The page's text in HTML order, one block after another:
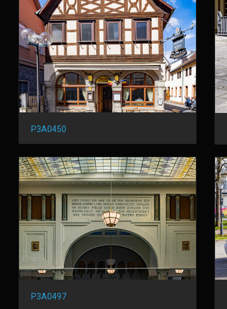
P3A0450
P3A0497